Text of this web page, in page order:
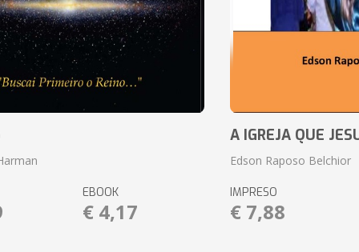
EBOOK
€ 4,17
A IGREJA QUE
Edson Raposo Belchior
IMPRESO
€ 7,88